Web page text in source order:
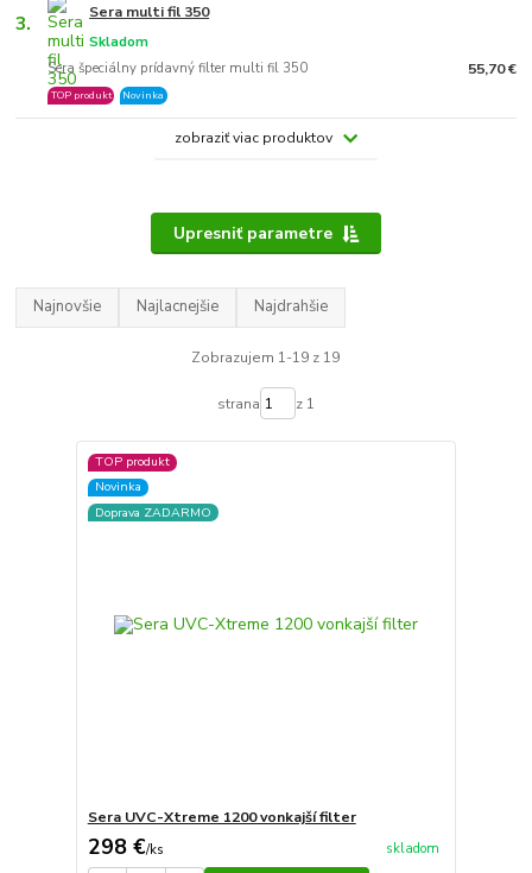
3. Sera multi fil 350
Sera špeciálny prídavný filter multi fil 350
Skladom
TOP produkt Novinka
55,70 €
zobraziť viac produktov
Upresniť parametre
Najnovšie Najlacnejšie Najdrahšie
Zobrazujem 1-19 z 19
strana z 1
TOP produkt
Novinka
Doprava ZADARMO
Sera UVC-Xtreme 1200 vonkajší filter
298 €/ks skladom